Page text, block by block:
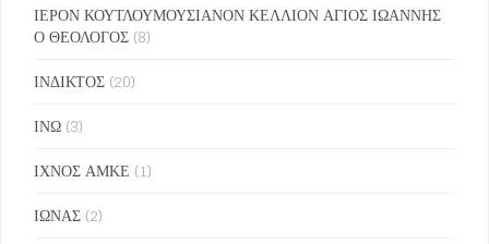
ΙΕΡΟΝ ΚΟΥΤΛΟΥΜΟΥΣΙΑΝΟΝ ΚΕΛΛΙΟΝ ΑΓΙΟΣ ΙΩΑΝΝΗΣ
Ο ΘΕΟΛΟΓΟΣ (8)
ΙΝΔΙΚΤΟΣ (20)
ΙΝΩ (3)
ΙΧΝΟΣ ΑΜΚΕ (1)
ΙΩΝΑΣ (2)